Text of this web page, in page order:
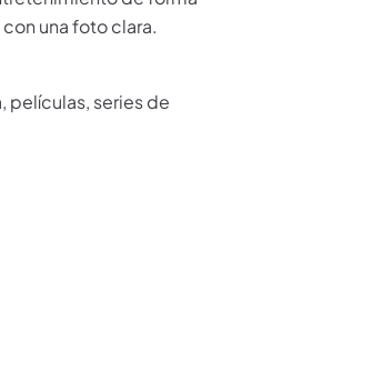
una foto clara.
películas, series de